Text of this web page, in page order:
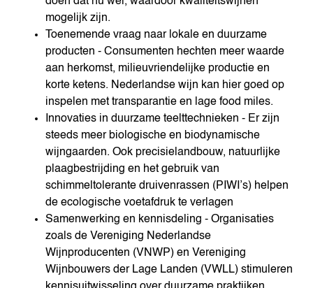
mogelijk zijn.
Toenemende vraag naar lokale en duurzame
producten - Consumenten hechten meer waarde
aan herkomst, milieuvriendelijke productie en
korte ketens. Nederlandse wijn kan hier goed op
inspelen met transparantie en lage food miles.
Innovaties in duurzame teelttechnieken - Er zijn
steeds meer biologische en biodynamische
wijngaarden. Ook precisielandbouw, natuurlijke
plaagbestrijding en het gebruik van
schimmeltolerante druivenrassen (PIWI’s) helpen
de ecologische voetafdruk te verlagen
Samenwerking en kennisdeling - Organisaties
zoals de Vereniging Nederlandse
Wijnproducenten (VNWP) en Vereniging
Wijnbouwers der Lage Landen (VWLL) stimuleren